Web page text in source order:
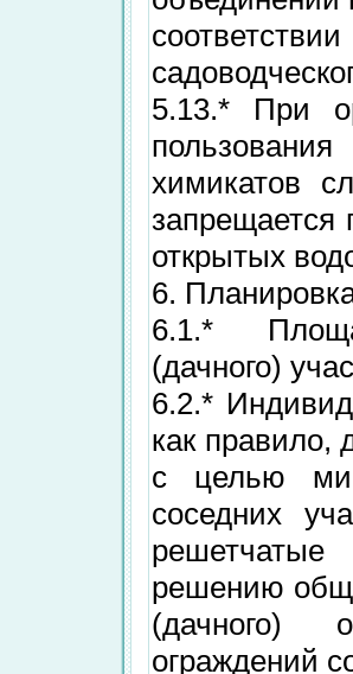
5.13.* При
химикатов
запрещается
открытых
6.
6.1.*
(дачного)
6.2.*
как правило,
с целью
соседних
решению
(дачного)
ограждений